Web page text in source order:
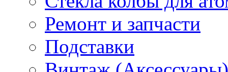
Ремонт и запчасти
Подставки